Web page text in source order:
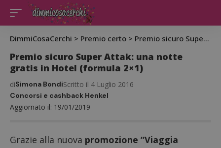
DimmiCosaCerchi > Premio certo > Premio sicuro Super Attak: una notte gratis in Hotel (formula 2×1)
Premio sicuro Super Attak: una notte
gratis in Hotel (formula 2×1)
Aggiornato il: 19/01/2019
diSimona BondiScritto il 4 Luglio 2016
Concorsi e cashback Henkel
Grazie alla nuova promozione “Viaggia